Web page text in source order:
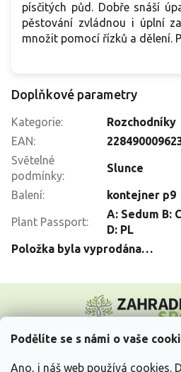
Podělíte se s námi o vaše
Ano, i náš web používá cookies.
písčitých půd. Dobře snáší
pěstování zvládnou i úplní
množit pomocí řízků a dělení.
Doplňkové parametry
Kategorie:
Rozchodníky
EAN:
Světelné
podmínky:
Slunce
Balení: kontejner p9
Plant Passport:
A: Sedum B:
D: PL
Položka byla vyprodána…
p
Vše o nákupu